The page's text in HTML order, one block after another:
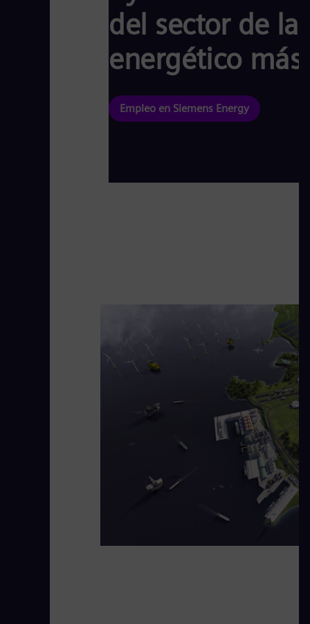
del sector de
energético
Empleo en Siemens Energy